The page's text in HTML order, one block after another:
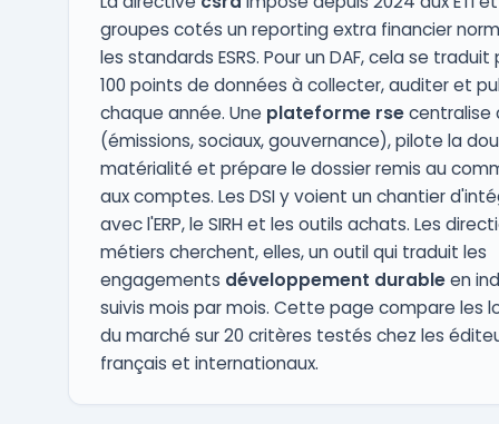
groupes cotés un reporting extra financier
les standards ESRS. Pour un DAF, cela se traduit
100 points de données à collecter, auditer et
chaque année. Une plateforme rsecentralise
(émissions, sociaux, gouvernance), pilote la
matérialité et prépare le dossier remis au
aux comptes. Les DSI y voient un chantier
avec l'ERP, le SIRH et les outils achats. Les
métiers cherchent, elles, un outil qui traduit les
engagements développement durableen
suivis mois par mois. Cette page compare les
du marché sur 20 critères testés chez les
français et internationaux.